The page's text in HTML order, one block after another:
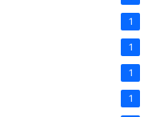
1
1
1
1